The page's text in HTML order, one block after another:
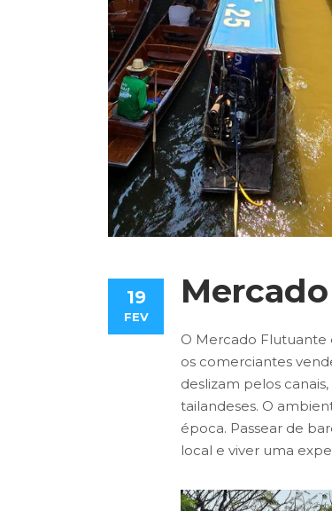
19
FEV
O Mercado Flutuante
os comerciantes
deslizam pelos
tailandeses. O
época. Passear de
local e viver uma